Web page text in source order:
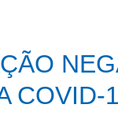
COVID-